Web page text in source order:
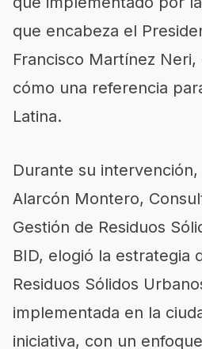
que encabeza el
Francisco Martínez Neri,
cómo una referencia
Latina.
Durante su
Alarcón Montero,
Gestión de Residuos
BID, elogió la estrategia
Residuos Sólidos
implementada en la
iniciativa, con un